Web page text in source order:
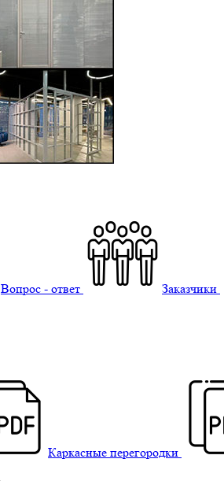
Вопрос - ответ Заказчики
Каркасные перегородки